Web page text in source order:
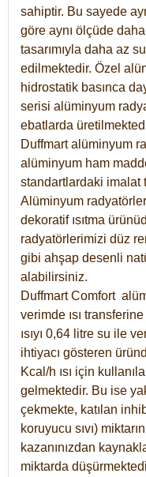
sahiptir. Bu sayede
göre aynı ölçüde
tasarımıyla daha az
edilmektedir. Özel
hidrostatik basınca
serisi alüminyum
ebatlarda
Duffmart alüminyum
alüminyum ham
standartlardaki imalat
Alüminyum
dekoratif ısıtma
radyatörlerimizi düz
gibi ahşap desenli
alabilirsiniz.
Duffmart Comfort
verimde ısı
ısıyı 0,64 litre su ile
ihtiyacı gösteren
Kcal/h ısı için
gelmektedir. Bu ise
çekmekte, katılan
koruyucu sıvı)
kazanınızdan
miktarda